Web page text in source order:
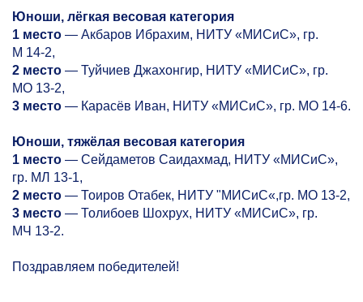
Юноши, лёгкая весовая категория
1 место — Акбаров Ибрахим, НИТУ «МИСиС», гр.
М 14-2,
2 место — Туйчиев Джахонгир, НИТУ «МИСиС», гр.
МО 13-2,
3 место — Карасёв Иван, НИТУ «МИСиС», гр. МО 14-6.
Юноши, тяжёлая весовая категория
1 место — Сейдаметов Саидахмад, НИТУ «МИСиС»,
гр. МЛ 13-1,
2 место — Тоиров Отабек, НИТУ "МИСиС«,гр. МО 13-2,
3 место — Толибоев Шохрух, НИТУ «МИСиС», гр.
МЧ 13-2.
Поздравляем победителей!